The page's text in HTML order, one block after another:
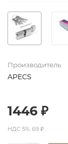
Производитель
APECS
1446 ₽
НДС 5%: 69 ₽